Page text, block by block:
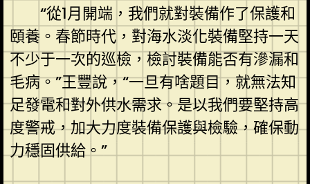
“從1月開端，我們就對裝備作了保護和
頤養。春節時代，對海水淡化裝備堅持一天
不少于一次的巡檢，檢討裝備能否有滲漏和
毛病。”王豐說，“一旦有啥題目，就無法知
足發電和對外供水需求。是以我們要堅持高
度警戒，加大力度裝備保護與檢驗，確保動
力穩固供給。”